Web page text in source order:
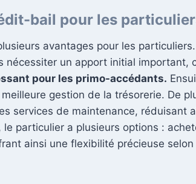
bail pour les
avantages pour les
nécessiter un apport initial important,
pour les primo-accédants.
gestion de la trésorerie. De
services de maintenance, réduisant
particulier a plusieurs options :
ainsi une flexibilité précieuse selon